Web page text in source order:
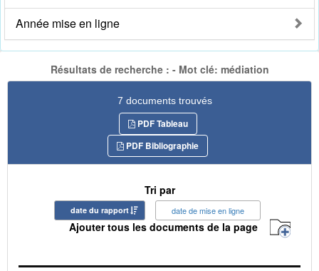
Année mise en ligne
Résultats de recherche : - Mot clé: médiation
7 documents trouvés
PDF Tableau
PDF Bibliographie
Tri par
date du rapport date de mise en ligne
Ajouter tous les documents de la page